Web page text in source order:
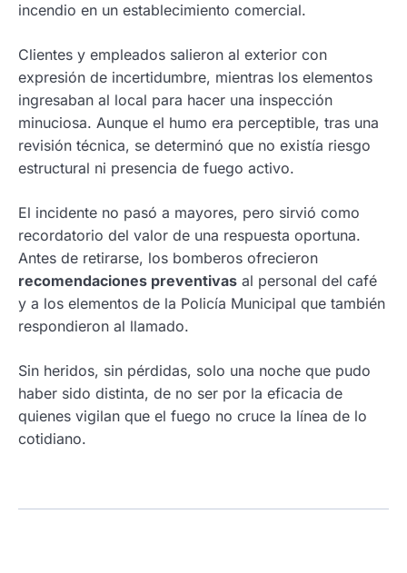
incendio en un establecimiento comercial.
Clientes y empleados salieron al exterior con
expresión de incertidumbre, mientras los elementos
ingresaban al local para hacer una inspección
minuciosa. Aunque el humo era perceptible, tras una
revisión técnica, se determinó que no existía riesgo
estructural ni presencia de fuego activo.
El incidente no pasó a mayores, pero sirvió como
recordatorio del valor de una respuesta oportuna.
Antes de retirarse, los bomberos ofrecieron
recomendaciones preventivas al personal del café
y a los elementos de la Policía Municipal que también
respondieron al llamado.
Sin heridos, sin pérdidas, solo una noche que pudo
haber sido distinta, de no ser por la eficacia de
quienes vigilan que el fuego no cruce la línea de lo
cotidiano.